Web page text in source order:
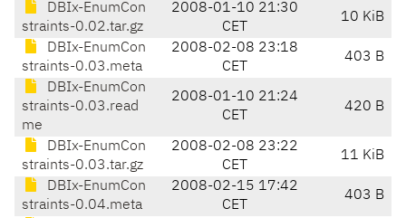
DBIx-EnumCon
straints-0.02.tar.gz
2008-01-10 21:30
CET
10 KiB
DBIx-EnumCon
straints-0.03.meta
2008-02-08 23:18
CET
403 B
DBIx-EnumCon
straints-0.03.read
me
2008-01-10 21:24
CET
420 B
DBIx-EnumCon
straints-0.03.tar.gz
2008-02-08 23:22
CET
11 KiB
DBIx-EnumCon
straints-0.04.meta
2008-02-15 17:42
CET
403 B